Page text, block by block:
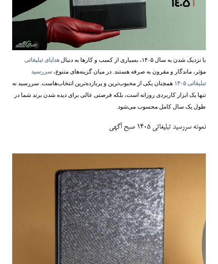
با نزدیک شدن به سال ۱۴۰۵، بسیاری از کسب‌ و کارها به دنبال
هدایای تبلیغاتی
مؤثر، ماندگار و مقرون‌ به‌ صرفه هستند. در میان گزینه‌های متنوع، سررسید
تبلیغاتی ۱۴۰۵
همچنان یکی از محبوب‌ترین و پربازده‌ترین انتخاب‌هاست. سررسید نه‌
تنها یک ابزار کاربردی روزانه است، بلکه فرصتی عالی برای دیده شدن برند شما در
طول یک سال کامل محسوب می‌شود.
نمونه سررسید تبلیغاتی 1405 صبح آگهی